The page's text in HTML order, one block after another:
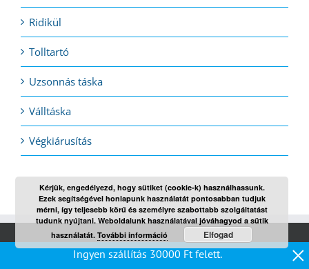
Ridikül
Tolltartó
Uzsonnás táska
Válltáska
Végkiárusítás
Ingyen szállítás 30000 Ftfelett. ×
Kérjük, engedélyezd, hogy sütiket (cookie-k) használhassunk.
Ezek segítségével honlapunk használatát pontosabban tudjuk
mérni, így teljesebb körű és személyre szabottabb szolgáltatást
tudunk nyújtani. Weboldalunk használatával jóváhagyod a sütik
használatát.További információ Elfogad